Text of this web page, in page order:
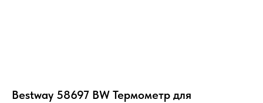
Bestway 58697 BW Термометр для